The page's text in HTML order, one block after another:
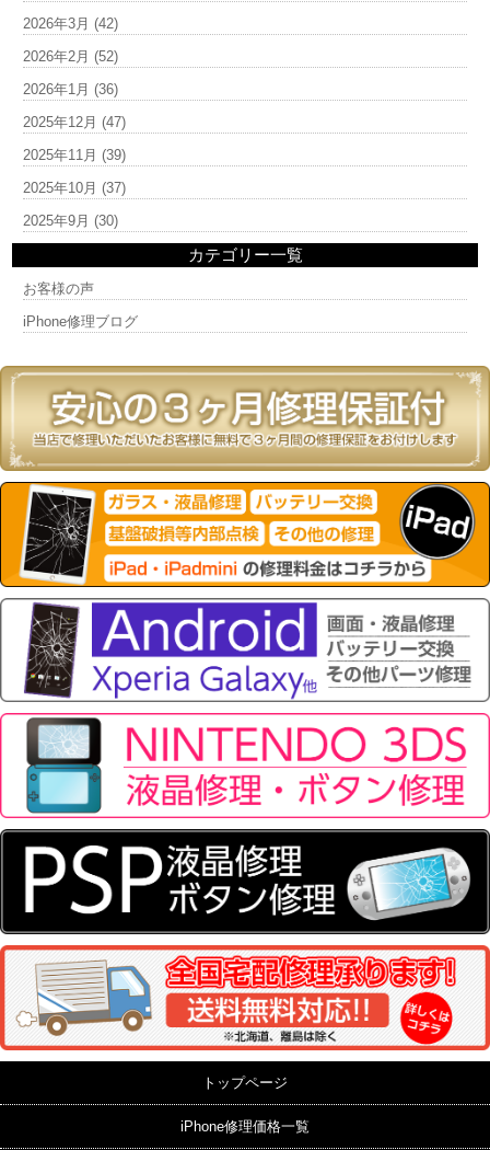
2026年3月 (42)
2026年2月 (52)
2026年1月 (36)
2025年12月 (47)
2025年11月 (39)
2025年10月 (37)
2025年9月 (30)
カテゴリー一覧
お客様の声
iPhone修理ブログ
トップページ
iPhone修理価格一覧